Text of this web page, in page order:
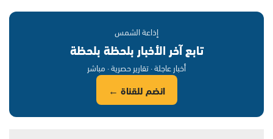
إذاعة الشمس
تابع آخر الأخبار بلحظة بلحظة
أخبار عاجلة · تقارير حصرية · مباشر
انضم للقناة ←